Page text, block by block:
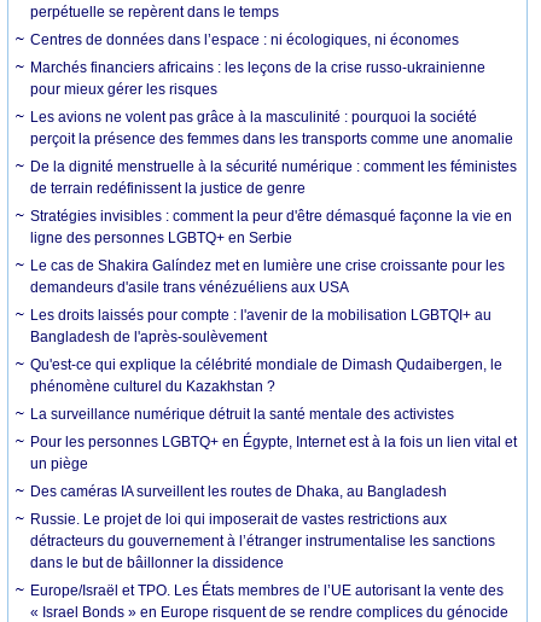
perpétuelle se repèrent dans le temps
Centres de données dans l’espace : ni écologiques, ni économes
Marchés financiers africains : les leçons de la crise russo-ukrainienne
pour mieux gérer les risques
Les avions ne volent pas grâce à la masculinité : pourquoi la société
perçoit la présence des femmes dans les transports comme une anomalie
De la dignité menstruelle à la sécurité numérique : comment les féministes
de terrain redéfinissent la justice de genre
Stratégies invisibles : comment la peur d'être démasqué façonne la vie en
ligne des personnes LGBTQ+ en Serbie
Le cas de Shakira Galíndez met en lumière une crise croissante pour les
demandeurs d'asile trans vénézuéliens aux USA
Les droits laissés pour compte : l'avenir de la mobilisation LGBTQI+ au
Bangladesh de l'après-soulèvement
Qu'est-ce qui explique la célébrité mondiale de Dimash Qudaibergen, le
phénomène culturel du Kazakhstan ?
La surveillance numérique détruit la santé mentale des activistes
Pour les personnes LGBTQ+ en Égypte, Internet est à la fois un lien vital et
un piège
Des caméras IA surveillent les routes de Dhaka, au Bangladesh
Russie. Le projet de loi qui imposerait de vastes restrictions aux
détracteurs du gouvernement à l’étranger instrumentalise les sanctions
dans le but de bâillonner la dissidence
Europe/Israël et TPO. Les États membres de l’UE autorisant la vente des
« Israel Bonds » en Europe risquent de se rendre complices du génocide